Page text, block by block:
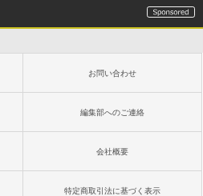
お問い合わせ
編集部へのご連絡
会社概要
特定商取引法に基づく表示